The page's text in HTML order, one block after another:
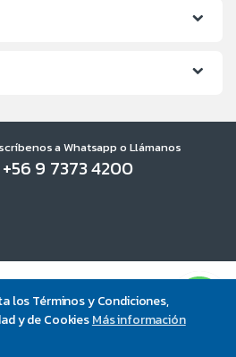
los Términos y Condiciones,
y de CookiesMás información
a Whatsapp o Llámanos
9 7373 4200